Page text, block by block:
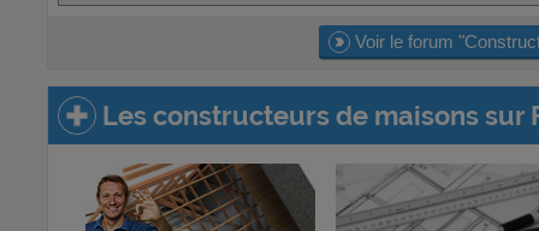
Voir le forum
Les constructeurs de maisons sur